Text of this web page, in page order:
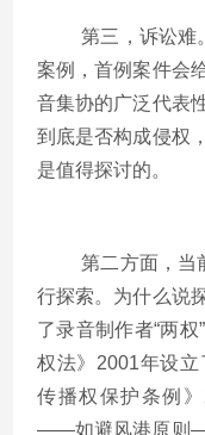
第三，诉讼难
案例，首例案件会
音集协的广泛代表
到底是否构成侵权
是值得探讨的。
第二方面，当
行探索。为什么说
了录音制作者“两
权法》2001年设
传播权保护条例
——如避风港原则